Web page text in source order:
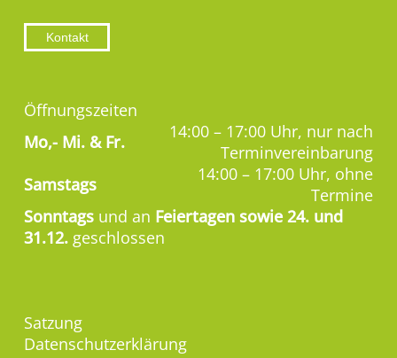
Kontakt
Öffnungszeiten
Mo,- Mi. & Fr.
14:00 – 17:00 Uhr, nur nach
Terminvereinbarung
Samstags
14:00 – 17:00 Uhr, ohne
Termine
Sonntags und an Feiertagen sowie 24. und
31.12. geschlossen
Satzung
Datenschutzerklärung